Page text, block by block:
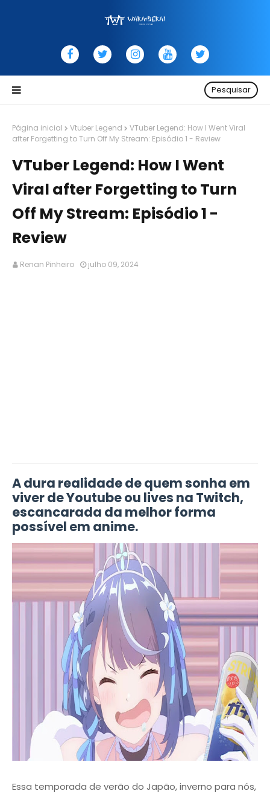
Pesquisar
Página inicial Vtuber Legend
VTuber Legend: How I Went Viral
after Forgetting to Turn Off My Stream: Episódio 1 - Review
VTuber Legend: How I Went
Viral after Forgetting to Turn
Off My Stream: Episódio 1 -
Review
Renan Pinheiro julho 09, 2024
A dura realidade de quem sonha em
viver de Youtube ou lives na Twitch,
escancarada da melhor forma
possível em anime.
Essa temporada de verão do Japão, inverno para nós,